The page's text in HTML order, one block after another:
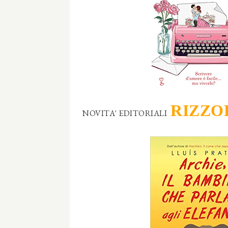
NOVITA' EDITORIALI